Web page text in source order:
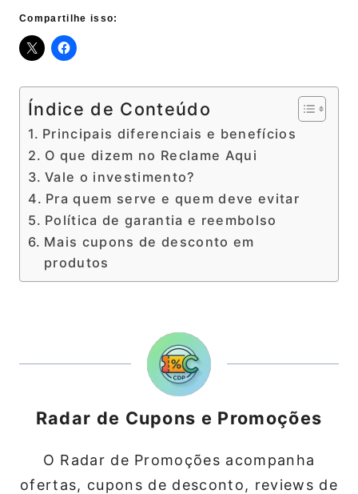
Compartilhe isso:
Índice de Conteúdo
Principais diferenciais e benefícios
O que dizem no Reclame Aqui
Vale o investimento?
Pra quem serve e quem deve evitar
Política de garantia e reembolso
Mais cupons de desconto em
produtos
Radar de Cupons e Promoções
O Radar de Promoções acompanha
ofertas, cupons de desconto, reviews de